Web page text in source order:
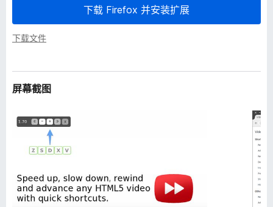
下载 Firefox 并安装扩展
下载文件
屏幕截图